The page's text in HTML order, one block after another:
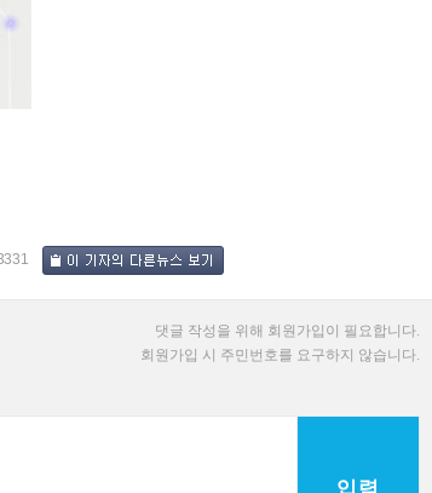
댓글 작성을 위해 회원가입이 필요합니다.
회원가입 시 주민번호를 요구하지 않습니다.